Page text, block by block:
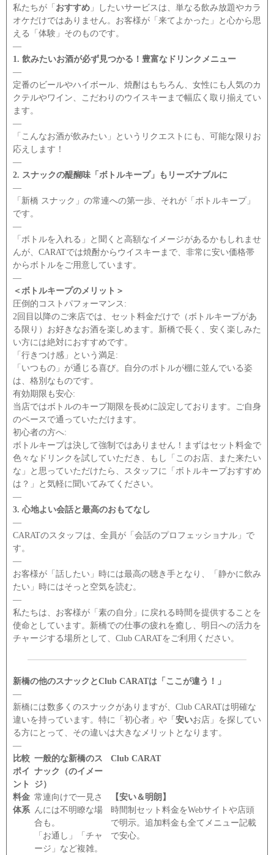
私たちが「 おすすめ 」したいサービスは、単なる飲み放題やカラ
オケだけではありません。お客様が「来てよかった」と心から思
える「体験」そのものです。
―
1. 飲みたいお酒が必ず見つかる！豊富なドリンクメニュー
―
定番のビールやハイボール、焼酎はもちろん、女性にも人気のカ
クテルやワイン、こだわりのウイスキーまで幅広く取り揃えてい
ます。
―
「こんなお酒が飲みたい」というリクエストにも、可能な限りお
応えします！
―
2. スナックの醍醐味「ボトルキープ」もリーズナブルに
―
「新橋 スナック」の常連への第一歩、それが「ボトルキープ」
です。
―
「ボトルを入れる」と聞くと高額なイメージがあるかもしれませ
んが、CARATでは焼酎からウイスキーまで、非常に安い価格帯
からボトルをご用意しています。
―
＜ボトルキープのメリット＞
圧倒的コストパフォーマンス:
2回目以降のご来店では、セット料金だけで（ボトルキープがあ
る限り）お好きなお酒を楽しめます。新橋で長く、安く楽しみた
い方には絶対におすすめです。
「行きつけ感」という満足:
「いつもの」が通じる喜び。自分のボトルが棚に並んでいる姿
は、格別なものです。
有効期限も安心:
当店ではボトルのキープ期限を長めに設定しております。ご自身
のペースで通っていただけます。
初心者の方へ:
ボトルキープは決して強制ではありません！まずはセット料金で
色々なドリンクを試していただき、もし「このお店、また来たい
な」と思っていただけたら、スタッフに「ボトルキープおすすめ
は？」と気軽に聞いてみてください。
―
3. 心地よい会話と最高のおもてなし
―
CARATのスタッフは、全員が「会話のプロフェッショナル」で
す。
―
お客様が「話したい」時には最高の聴き手となり、「静かに飲み
たい」時にはそっと空気を読む。
―
私たちは、お客様が「素の自分」に戻れる時間を提供することを
使命としています。新橋での仕事の疲れを癒し、明日への活力を
チャージする場所として、Club CARATをご利用ください。
新橋の他のスナックとClub CARATは「ここが違う！」
―
新橋には数多くのスナックがありますが、Club CARATは明確な
違いを持っています。特に「初心者」や「 安いお店」を探してい
る方にとって、その違いは大きなメリットとなります。
―
比較
ポイ
ント
一般的な新橋のス
ナック（のイメー
ジ）
Club CARAT
料金
体系
常連向けで一見さ
んには不明瞭な場
合も。
「お通し」「チャ
ージ」など複雑。
【安い＆明朗】
時間制セット料金をWebサイトや店頭
で明示。追加料金も全てメニュー記載
で安心。